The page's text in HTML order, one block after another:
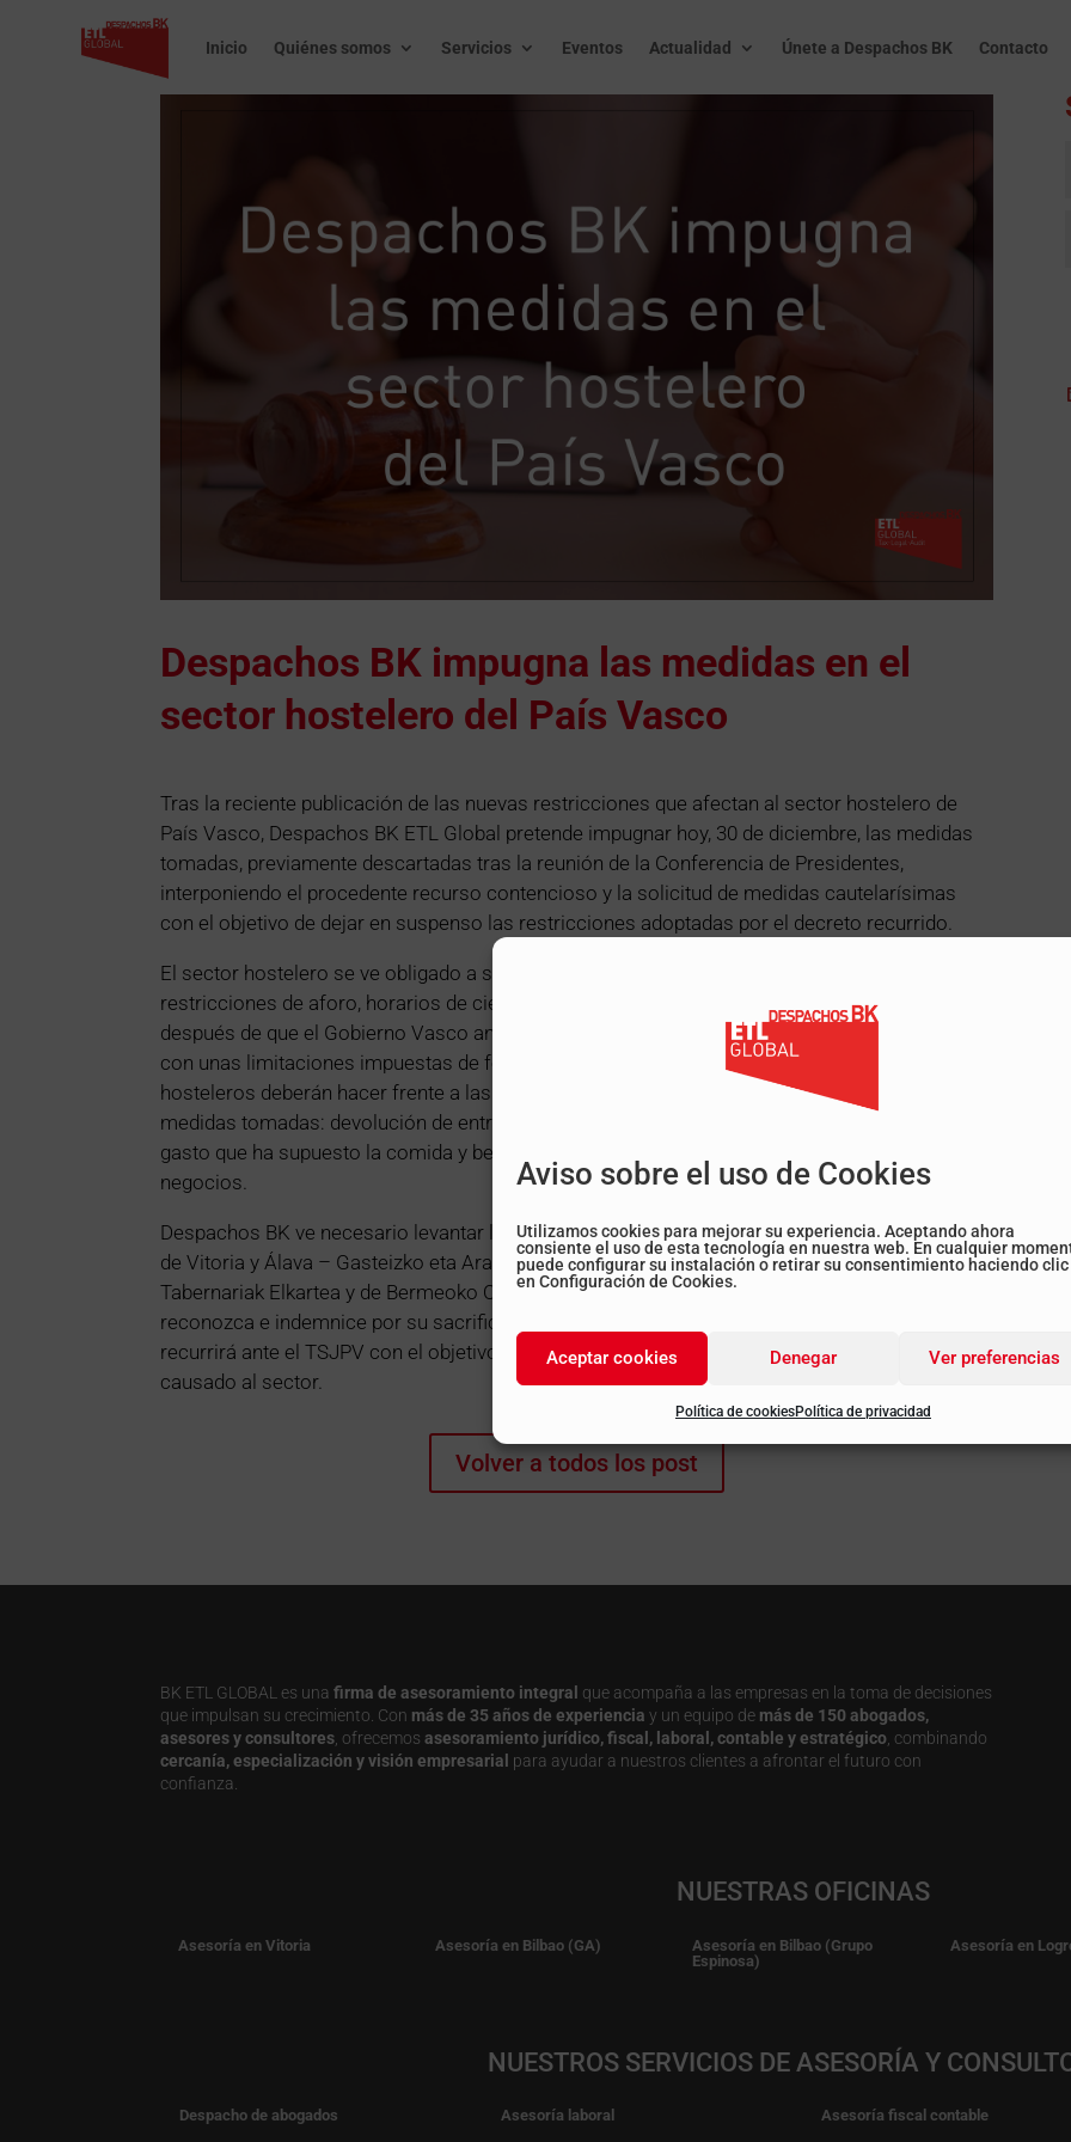
Aviso sobre el uso de Cookies
Utilizamos cookies para mejorar su experiencia. Aceptando ahora
consiente el uso de esta tecnología en nuestra web. En cualquier
puede configurar su instalación o retirar su consentimiento haciendo clic
en Configuración de Cookies.
Aceptar cookies Denegar Ver preferencias
Política de cookiesPolítica de privacidad
Inicio Quiénes somos Servicios Eventos Actualidad Únete a Despachos BK Contacto
Despachos BK impugna las medidas en el
sector hostelero del País Vasco
Tras la reciente publicación de las nuevas restricciones que afectan al sector hostelero de
País Vasco, Despachos BK ETL Global pretende impugnar hoy, 30 de diciembre, las medidas
tomadas, previamente descartadas tras la reunión de la Conferencia de Presidentes,
interponiendo el procedente recurso contencioso y la solicitud de medidas cautelarísimas
con el objetivo de dejar en suspenso las restricciones adoptadas por el decreto recurrido.
El sector hostelero se ve obligado a sacrificarse de nuevo con la publicación de nuevas
restricciones de aforo, horarios de cierre, límites al consumo, etc. Y es que, una semana
después de que el Gobierno Vasco anunciase que no habría más restricciones, se encuentran
con unas limitaciones impuestas de forma drástica y sin autorización judicial. Por tanto, los
hosteleros deberán hacer frente a las grandísimas pérdidas económicas que supondrán las
medidas tomadas: devolución de entradas y cancelación de servicios, sin tener en cuenta el
gasto que ha supuesto la comida y bebida con la que muchos hosteleros ya cuentan en sus
negocios.
Despachos BK ve necesario levantar la voz, en representación de la Asociación de Hosteleros
de Vitoria y Álava – Gasteizko eta Arabako Ostalariak-Gasteostal de (“HVA-GAO”), de Bizkaiko
Tabernariak Elkartea y de Bermeoko Ostalarien Elkartea «BOSTALE», para que se les escuche,
reconozca e indemnice por su sacrificio, con el que no contaban para este fin de año. Por ello,
recurrirá ante el TSJPV con el objetivo de minimizar todo lo posible las medidas y el daño
causado al sector.
Volver a todos los post
BK ETL GLOBAL es unafirma de asesoramiento integral que acompaña a las empresas en la toma de decisiones
que impulsan su crecimiento. Con más de 35 años de experiencia y un equipo de más de 150 abogados,
asesores y consultores , ofrecemosasesoramiento jurídico, fiscal, laboral, contable y estratégico , combinando
cercanía, especialización y visión empresarial para ayudar a nuestros clientes a afrontar el futuro con
confianza.
NUESTRAS OFICINAS
Asesoría en Vitoria Asesoría en Bilbao (GA)
Asesoría en Bilbao (Grupo
Espinosa)
Asesoría en
NUESTROS SERVICIOS DE ASESORÍA Y
Despacho de abogados Asesoría laboral Asesoría fiscal contable